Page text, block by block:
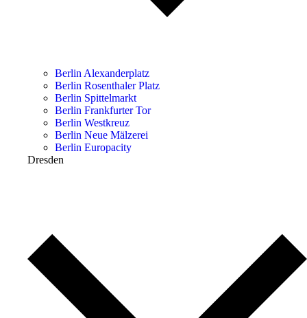
Berlin Alexanderplatz
Berlin Rosenthaler Platz
Berlin Spittelmarkt
Berlin Frankfurter Tor
Berlin Westkreuz
Berlin Neue Mälzerei
Berlin Europacity
Dresden